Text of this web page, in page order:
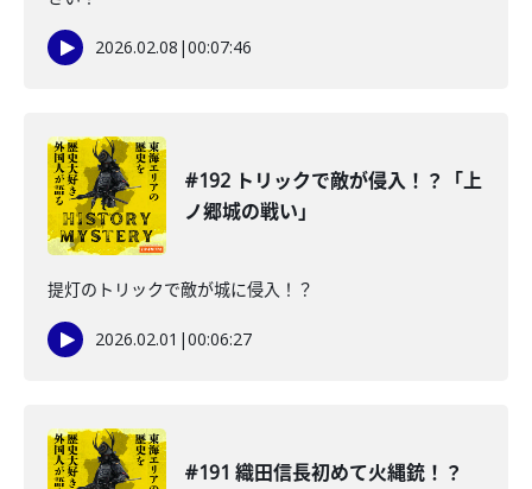
2026.02.08 |00:07:46
#192 トリックで敵が侵入！？「上
ノ郷城の戦い」
提灯のトリックで敵が城に侵入！？
2026.02.01 |00:06:27
#191 織田信長初めて火縄銃！？